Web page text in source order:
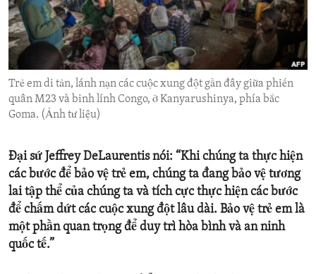
ENVIRONMENT AND HEALTH
IDEALS AND INSTITUTIONS
Trẻ em di tản, lánh nạn các cuộc xung đột gần đây giữa phiến
quân M23 và binh lính Congo, ở Kanyarushinya, phía bắc
Goma. (Ảnh tư liệu)
Đại sứ Jeffrey DeLaurentis nói: “Khi chúng ta thực hiện
các bước để bảo vệ trẻ em, chúng ta đang bảo vệ tương
lai tập thể của chúng ta và tích cực thực hiện các bước
để chấm dứt các cuộc xung đột lâu dài. Bảo vệ trẻ em là
một phần quan trọng để duy trì hòa bình và an ninh
quốc tế.”